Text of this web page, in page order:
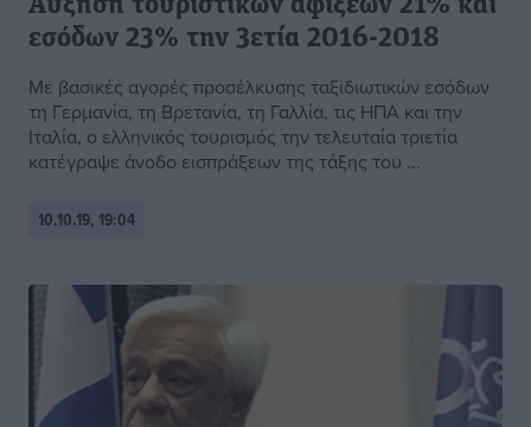
Αύξηση τουριστικών αφίξεων 21% και
εσόδων 23% την 3ετία 2016-2018
Με βασικές αγορές προσέλκυσης ταξιδιωτικών εσόδων
τη Γερμανία, τη Βρετανία, τη Γαλλία, τις ΗΠΑ και την
Ιταλία, ο ελληνικός τουρισμός την τελευταία τριετία
κατέγραψε άνοδο εισπράξεων της τάξης του ...
10.10.19, 19:04